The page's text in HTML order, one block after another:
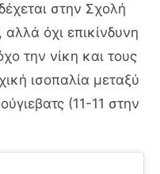
στην Σχολή
όχι επικίνδυνη
την νίκη και τους
ισοπαλία μεταξύ
(11-11 στην